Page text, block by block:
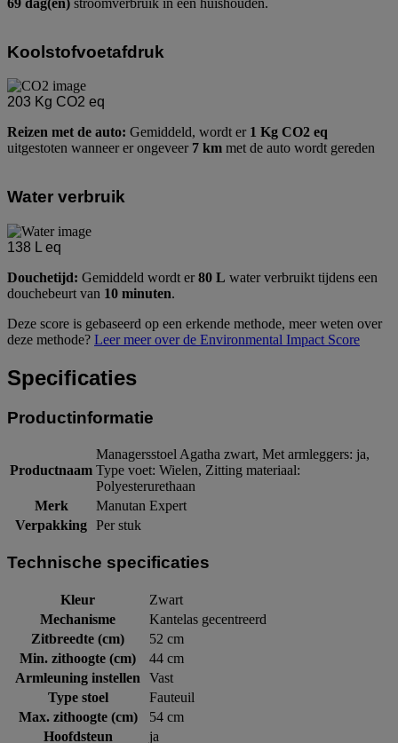
69 dag(en) stroomverbruik in een huishouden.
Koolstofvoetafdruk
203 Kg CO2 eq
Reizen met de auto: Gemiddeld, wordt er 1 Kg CO2 eq
uitgestoten wanneer er ongeveer 7 km met de auto wordt gereden
Water verbruik
138 L eq
Douchetijd: Gemiddeld wordt er80 L water verbruikt tijdens een
douchebeurt van 10 minuten.
Deze score is gebaseerd op een erkende methode, meer weten over
deze methode? Leer meer over de Environmental Impact Score
Specificaties
Productinformatie
Productnaam
Managersstoel Agatha zwart, Met armleggers: ja,
Type voet: Wielen, Zitting materiaal:
Polyesterurethaan
Merk
Manutan Expert
Verpakking Per stuk
Technische specificaties
Kleur
Zwart
Mechanisme
Kantelas gecentreerd
Zitbreedte (cm)
52 cm
Min. zithoogte (cm)
44 cm
Armleuning instellen
Vast
Type stoel
Fauteuil
Max. zithoogte (cm)
54 cm
Hoofdsteun
ja